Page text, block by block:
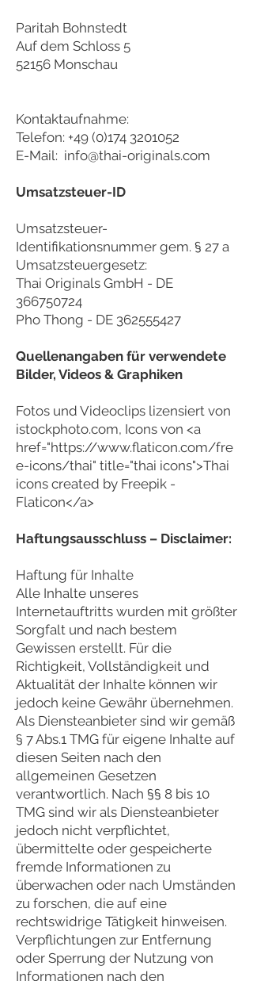
Paritah Bohnstedt
Auf dem Schloss 5
52156 Monschau
Kontaktaufnahme:
Telefon: +49 (0)174 3201052
E-Mail: info@thai-originals.com
Umsatzsteuer-ID
Umsatzsteuer-
Identifikationsnummer gem. § 27 a
Umsatzsteuergesetz:
Thai Originals GmbH - DE
366750724
Pho Thong - DE 362555427
Quellenangaben für verwendete
Bilder, Videos & Graphiken
Fotos und Videoclips lizensiert von
istockphoto.com, Icons von <a
href="https://www.flaticon.com/fre
e-icons/thai" title="thai icons">Thai
icons created by Freepik -
Flaticon</a>
Haftungsausschluss – Disclaimer:
Haftung für Inhalte
Alle Inhalte unseres
Internetauftritts wurden mit größter
Sorgfalt und nach bestem
Gewissen erstellt. Für die
Richtigkeit, Vollständigkeit und
Aktualität der Inhalte können wir
jedoch keine Gewähr übernehmen.
Als Diensteanbieter sind wir gemäß
§ 7 Abs.1 TMG für eigene Inhalte auf
diesen Seiten nach den
allgemeinen Gesetzen
verantwortlich. Nach §§ 8 bis 10
TMG sind wir als Diensteanbieter
jedoch nicht verpflichtet,
übermittelte oder gespeicherte
fremde Informationen zu
überwachen oder nach Umständen
zu forschen, die auf eine
rechtswidrige Tätigkeit hinweisen.
Verpflichtungen zur Entfernung
oder Sperrung der Nutzung von
Informationen nach den